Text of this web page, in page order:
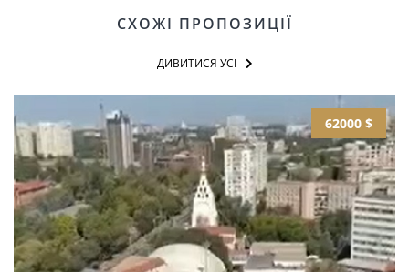
СХОЖІ ПРОПОЗИЦІЇ
ДИВИТИСЯ УСІ
62000 $